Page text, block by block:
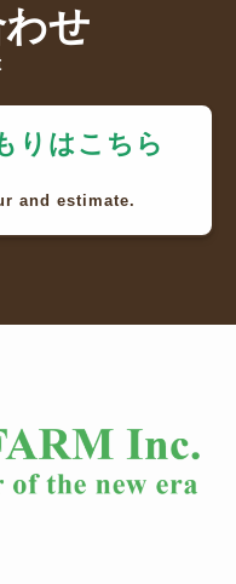
せ
りはこちら
and estimate.